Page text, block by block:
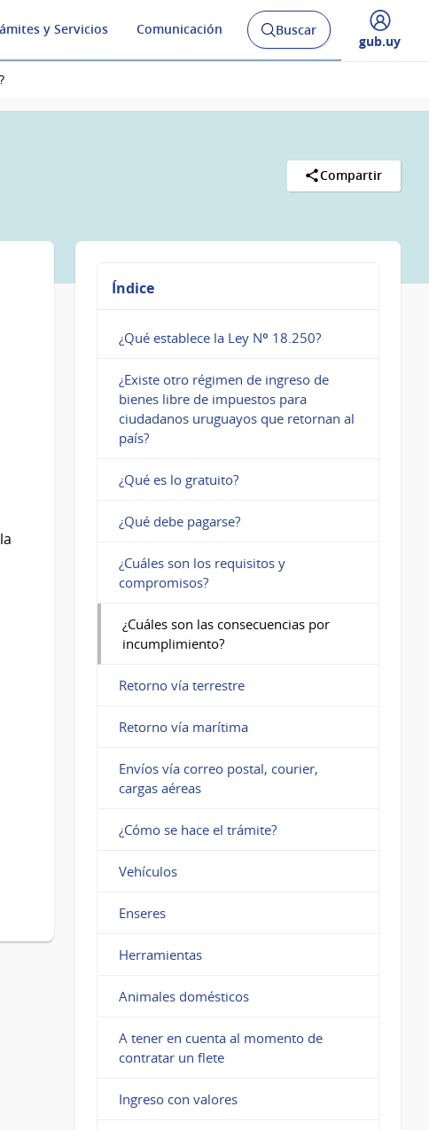
y Servicios Comunicación
Abrir
buscador
Buscar
Desplegar
gub.uy
Compartir
Índice
¿Qué establece la Ley Nº 18.250?
¿Existe otro régimen de ingreso de
bienes libre de impuestos para
ciudadanos uruguayos que retornan al
país?
¿Qué es lo gratuito?
¿Qué debe pagarse?
¿Cuáles son los requisitos y
compromisos?
¿Cuáles son las consecuencias por
incumplimiento?
Retorno vía terrestre
Retorno vía marítima
Envíos vía correo postal, courier,
cargas aéreas
¿Cómo se hace el trámite?
Vehículos
Enseres
Herramientas
Animales domésticos
A tener en cuenta al momento de
contratar un flete
Ingreso con valores